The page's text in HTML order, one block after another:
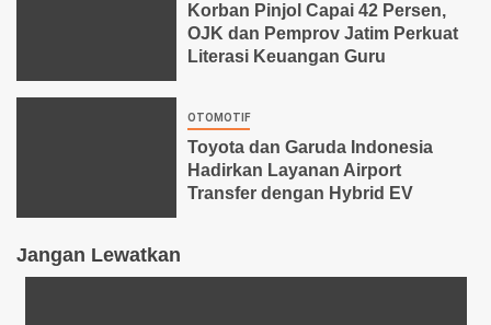
Korban Pinjol Capai 42 Persen,
OJK dan Pemprov Jatim Perkuat
Literasi Keuangan Guru
OTOMOTIF
Toyota dan Garuda Indonesia
Hadirkan Layanan Airport
Transfer dengan Hybrid EV
Jangan Lewatkan